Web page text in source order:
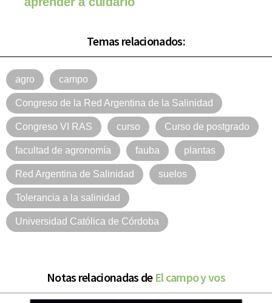
Temas relacionados:
agro campo
Congreso de la Red Argentina de la Salinidad
Congreso VI RAS curso Curso de postgrado
facultad de agronomía fauba plantas
Red Argentina de Salinidad suelos
Tolerancia a la salinidad
Universidad Católica de Córdoba
Notas relacionadas de El campo y vos